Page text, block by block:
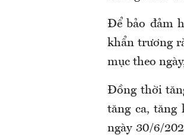
Để bảo đảm
khẩn trương
mục theo
Đồng thời
tăng ca, tăng
ngày 30/6/